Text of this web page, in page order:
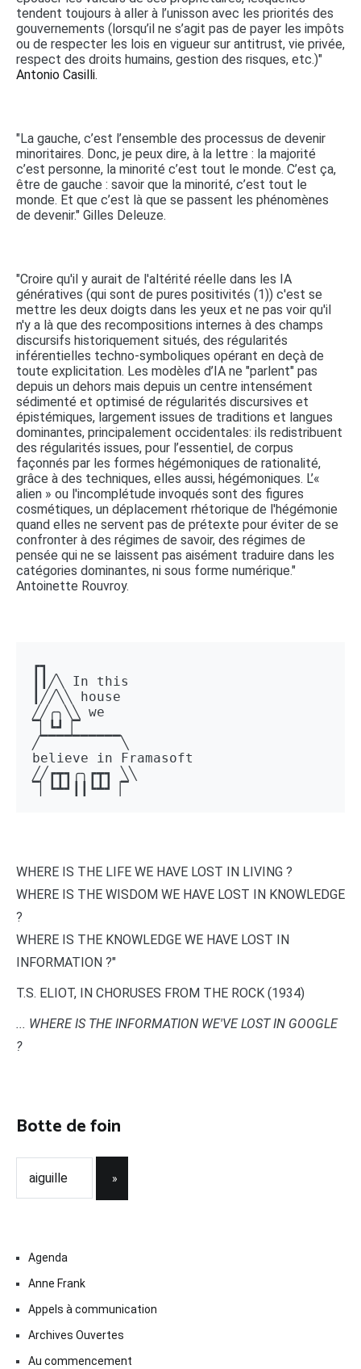
tendent toujours à aller à l’unisson avec les priorités des
gouvernements (lorsqu’il ne s’agit pas de payer les impôts
ou de respecter les lois en vigueur sur antitrust, vie privée,
respect des droits humains, gestion des risques, etc.)"
Antonio Casilli.
"La gauche, c’est l’ensemble des processus de devenir
minoritaires. Donc, je peux dire, à la lettre : la majorité
c’est personne, la minorité c’est tout le monde. C’est ça,
être de gauche : savoir que la minorité, c’est tout le
monde. Et que c’est là que se passent les phénomènes
de devenir." Gilles Deleuze.
"Croire qu'il y aurait de l'altérité réelle dans les IA
génératives (qui sont de pures positivités (1)) c'est se
mettre les deux doigts dans les yeux et ne pas voir qu'il
n'y a là que des recompositions internes à des champs
discursifs historiquement situés, des régularités
inférentielles techno-symboliques opérant en deçà de
toute explicitation. Les modèles d’IA ne "parlent" pas
depuis un dehors mais depuis un centre intensément
sédimenté et optimisé de régularités discursives et
épistémiques, largement issues de traditions et langues
dominantes, principalement occidentales: ils redistribuent
des régularités issues, pour l’essentiel, de corpus
façonnés par les formes hégémoniques de rationalité,
grâce à des techniques, elles aussi, hégémoniques. L’«
alien » ou l'incomplétude invoqués sont des figures
cosmétiques, un déplacement rhétorique de l'hégémonie
quand elles ne servent pas de prétexte pour éviter de se
confronter à des régimes de savoir, des régimes de
pensée qui ne se laissent pas aisément traduire dans les
catégories dominantes, ni sous forme numérique."
Antoinette Rouvroy.
┏┓
┃┃╱╲ In this
┃╱╱╲╲ house
╱╱╭╮╲╲ we
▔▏┗┛▕▔
╱▔▔▔▔▔▔▔▔▔▔╲
believe in Framasoft
╱╱┏┳┓╭╮┏┳┓ ╲╲
▔▏┗┻┛┃┃┗┻┛▕▔
WHERE IS THE LIFE WE HAVE LOST IN LIVING ?
WHERE IS THE WISDOM WE HAVE LOST IN KNOWLEDGE
?
WHERE IS THE KNOWLEDGE WE HAVE LOST IN
INFORMATION ?"
T.S. ELIOT, IN CHORUSES FROM THE ROCK (1934)
... WHERE IS THE INFORMATION WE'VE LOST IN GOOGLE
?
Botte de foin
Agenda
Anne Frank
Appels à communication
Archives Ouvertes
Au commencement